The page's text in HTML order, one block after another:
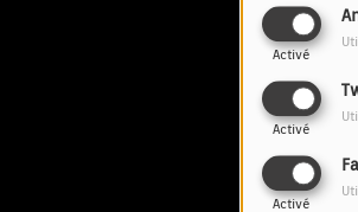
Activé
Activé
Activé